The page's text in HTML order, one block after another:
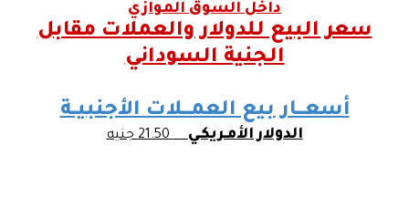
داخل السوق الموازي
سعر البيع للدولار والعملات مقابل
الجنية السوداني
أسعـــار بيع العمـــلات الأجنبيــة
الدولار الأمـريكـي 21.50 جنيه